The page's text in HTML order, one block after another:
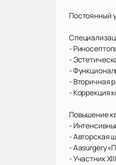
Постоянный
-
-
-
- Вторичная
- Коррекция
Повышение
-
- Авторская
- Aasurgery
- Участник